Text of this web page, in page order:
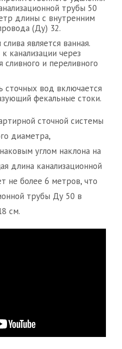
трубы 50
длины с внутренним
(Ду) 32.
является ванная.
канализации через
и переливного
сточных вод включается
фекальные стоки.
сточной системы
диаметра,
углом наклона на
длина канализационной
не более 6 метров, что
трубы Ду 50 в
см.